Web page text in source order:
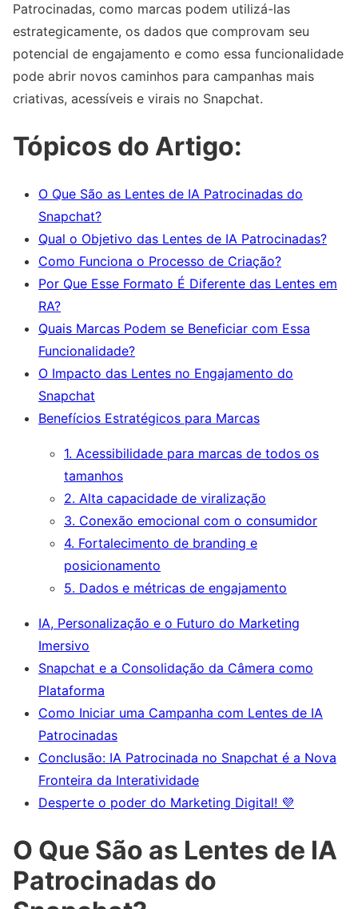
Patrocinadas, como marcas podem utilizá-las
estrategicamente, os dados que comprovam seu
potencial de engajamento e como essa funcionalidade
pode abrir novos caminhos para campanhas mais
criativas, acessíveis e virais no Snapchat.
Tópicos do Artigo:
O Que São as Lentes de IA Patrocinadas do
Snapchat?
Qual o Objetivo das Lentes de IA Patrocinadas?
Como Funciona o Processo de Criação?
Por Que Esse Formato É Diferente das Lentes em
RA?
Quais Marcas Podem se Beneficiar com Essa
Funcionalidade?
O Impacto das Lentes no Engajamento do
Snapchat
Benefícios Estratégicos para Marcas
1. Acessibilidade para marcas de todos os
tamanhos
2. Alta capacidade de viralização
3. Conexão emocional com o consumidor
4. Fortalecimento de branding e
posicionamento
5. Dados e métricas de engajamento
IA, Personalização e o Futuro do Marketing
Imersivo
Snapchat e a Consolidação da Câmera como
Plataforma
Como Iniciar uma Campanha com Lentes de IA
Patrocinadas
Conclusão: IA Patrocinada no Snapchat é a Nova
Fronteira da Interatividade
Desperte o poder do Marketing Digital! 💜
O Que São as Lentes de IA
Patrocinadas do